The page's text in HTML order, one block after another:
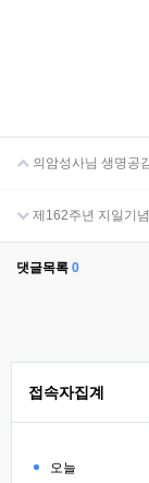
의암성사님 생명공
제162주년 지일기
댓글목록 0
접속자집계
오늘